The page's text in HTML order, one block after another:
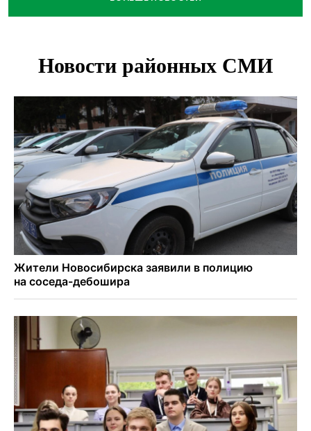
В Новосибирске осудили внука за продажу дедова ружья
В Новосибирске по КРТ сдали первую очередь
О пустырях в центре Новосибирска из-за лимита
площади КРТ предупредили эксперты
Начался настоящий сезон: новосибирцы ведрами
собирают белый гриб